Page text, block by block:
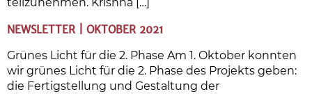
NEWSLETTER | OKTOBER 2021
Grünes Licht für die 2. Phase Am 1. Oktober konnten
wir grünes Licht für die 2. Phase des Projekts geben:
die Fertigstellung und Gestaltung der